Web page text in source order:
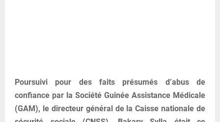
Poursuivi pour des faits présumés d’abus de
confiance par la Société Guinée Assistance Médicale
(GAM), le directeur général de la Caisse nationale de